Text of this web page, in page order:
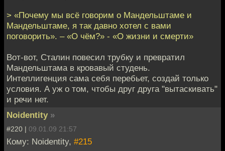
> «Почему мы всё говорим о Мандельштаме и
Мандельштаме, я так давно хотел с вами
поговорить». – «О чём?» - «О жизни и смерти»
Вот-вот, Сталин повесил трубку и превратил
Мандельштама в кровавый студень.
Интеллигенция сама себя перебьет, создай только
условия. А уж о том, чтобы друг друга "вытаскивать"
и речи нет.
Noidentity »
#220 | 09.01.09 21:57
Кому: Noidentity, #215